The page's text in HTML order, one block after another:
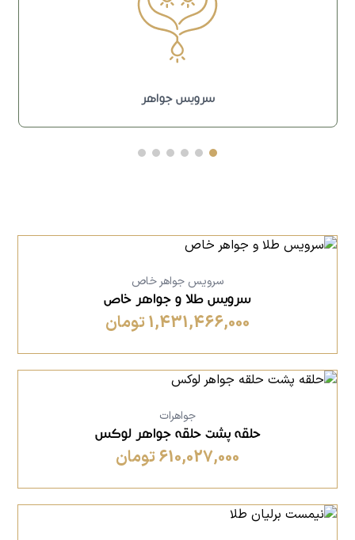
سرویس جواهر
سرویس جواهر خاص
سرویس طلا و جواهر خاص
1,431,466,000 تومان
جواهرات
حلقه پشت حلقه جواهر لوکس
610,027,000 تومان